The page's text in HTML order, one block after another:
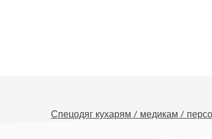
Спецодяг кухарям / медикам /